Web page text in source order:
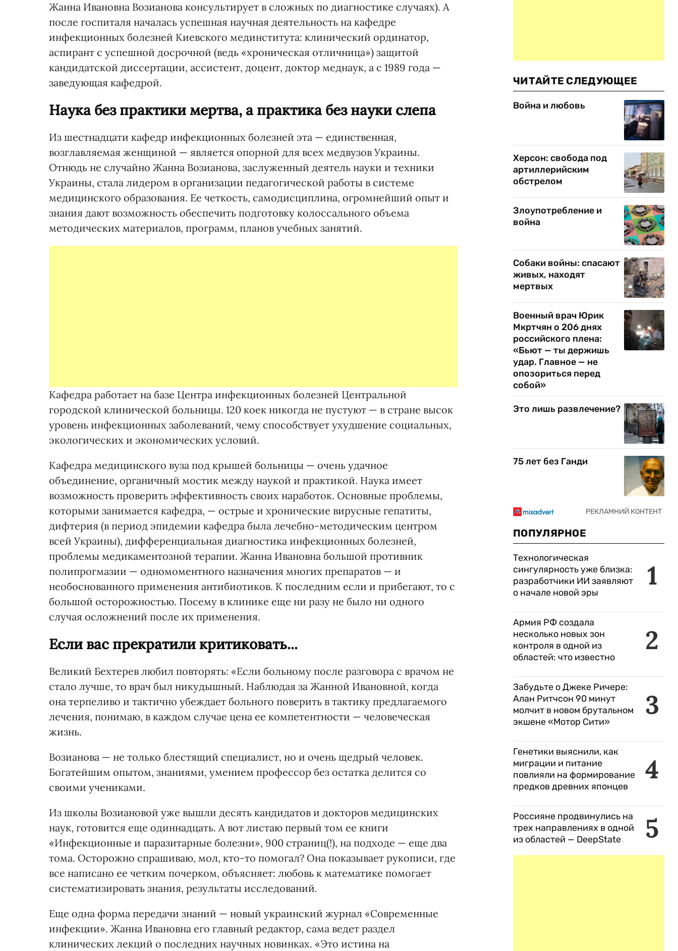
Жанна Ивановна Возианова консультирует в сложных по диагностике случаях). А
после госпиталя началась успешная научная деятельность на кафедре
инфекционных болезней Киевского мединститута: клинический ординатор,
аспирант с успешной досрочной (ведь «хроническая отличница») защитой
кандидатской диссертации, ассистент, доцент, доктор меднаук, а с 1989 года —
заведующая кафедрой.
Наука без практики мертва, а практика без науки слепа
Из шестнадцати кафедр инфекционных болезней эта — единственная,
возглавляемая женщиной — является опорной для всех медвузов Украины.
Отнюдь не случайно Жанна Возианова, заслуженный деятель науки и техники
Украины, стала лидером в организации педагогической работы в системе
медицинского образования. Ее четкость, самодисциплина, огромнейший опыт и
знания дают возможность обеспечить подготовку колоссального объема
методических материалов, программ, планов учебных занятий.
Кафедра работает на базе Центра инфекционных болезней Центральной
городской клинической больницы. 120 коек никогда не пустуют — в стране высок
уровень инфекционных заболеваний, чему способствует ухудшение социальных,
экологических и экономических условий.
Кафедра медицинского вуза под крышей больницы — очень удачное
объединение, органичный мостик между наукой и практикой. Наука имеет
возможность проверить эффективность своих наработок. Основные проблемы,
которыми занимается кафедра, — острые и хронические вирусные гепатиты,
дифтерия (в период эпидемии кафедра была лечебно-методическим центром
всей Украины), дифференциальная диагностика инфекционных болезней,
проблемы медикаментозной терапии. Жанна Ивановна большой противник
полипрогмазии — одномоментного назначения многих препаратов — и
необоснованного применения антибиотиков. К последним если и прибегают, то с
большой осторожностью. Посему в клинике еще ни разу не было ни одного
случая осложнений после их применения.
Если вас прекратили критиковать...
Великий Бехтерев любил повторять: «Если больному после разговора с врачом не
стало лучше, то врач был никудышный. Наблюдая за Жанной Ивановной, когда
она терпеливо и тактично убеждает больного поверить в тактику предлагаемого
лечения, понимаю, в каждом случае цена ее компетентности — человеческая
жизнь.
Возианова — не только блестящий специалист, но и очень щедрый человек.
Богатейшим опытом, знаниями, умением профессор без остатка делится со
своими учениками.
Из школы Возиановой уже вышли десять кандидатов и докторов медицинских
наук, готовится еще одиннадцать. А вот листаю первый том ее книги
«Инфекционные и паразитарные болезни», 900 страниц(!), на подходе — еще два
тома. Осторожно спрашиваю, мол, кто-то помогал? Она показывает рукописи, где
все написано ее четким почерком, объясняет: любовь к математике помогает
систематизировать знания, результаты исследований.
Еще одна форма передачи знаний — новый украинский журнал «Современные
инфекции». Жанна Ивановна его главный редактор, сама ведет раздел
клинических лекций о последних научных новинках. «Это истина на
ЧИТАЙТЕ СЛЕДУЮЩЕЕ
Война и любовь
Херсон: свобода под
артиллерийским
обстрелом
Злоупотребление и
война
Собаки войны: спасают
живых, находят
мертвых
Военный врач Юрик
Мкртчян о 206 днях
российского плена:
«Бьют — ты держишь
удар. Главное — не
опозориться перед
собой»
Это лишь развлечение?
75 лет без Ганди
ПОПУЛЯРНОЕ
1
Технологическая
сингулярность уже близка:
разработчики ИИ заявляют
о начале новой эры
2
Армия РФ создала
несколько новых зон
контроля в одной из
областей: что известно
3
Забудьте о Джеке Ричере:
Алан Ритчсон 90 минут
молчит в новом брутальном
экшене «Мотор Сити»
4
Генетики выяснили, как
миграции и питание
повлияли на формирование
предков древних японцев
5
Россияне продвинулись на
трех направлениях в одной
из областей — DeepState